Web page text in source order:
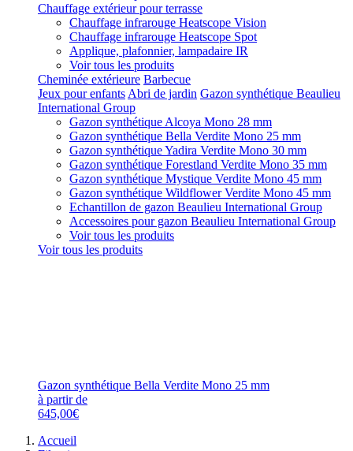
Chauffage extérieur pour terrasse
Chauffage infrarouge Heatscope Vision
Chauffage infrarouge Heatscope Spot
Applique, plafonnier, lampadaire IR
Voir tous les produits
Cheminée extérieure Barbecue
Jeux pour enfants Abri de jardin Gazon synthétique Beaulieu
International Group
Gazon synthétique Alcoya Mono 28 mm
Gazon synthétique Bella Verdite Mono 25 mm
Gazon synthétique Yadira Verdite Mono 30 mm
Gazon synthétique Forestland Verdite Mono 35 mm
Gazon synthétique Mystique Verdite Mono 45 mm
Gazon synthétique Wildflower Verdite Mono 45 mm
Echantillon de gazon Beaulieu International Group
Accessoires pour gazon Beaulieu International Group
Voir tous les produits
Voir tous les produits
Gazon synthétique Bella Verdite Mono 25 mm
à partir de
645,00€
Accueil